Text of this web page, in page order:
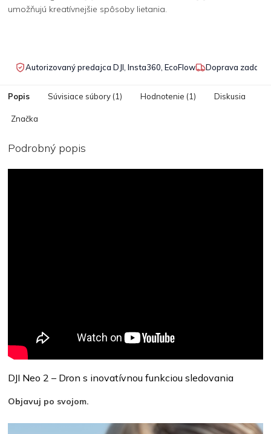
umožňujú kreatívnejšie spôsoby lietania.
Autorizovaný predajca DJI, Insta360, EcoFlow Doprava
Popis Súvisiace súbory (1) Hodnotenie (1) Diskusia
Značka
Podrobný popis
DJI Neo 2 – Dron s inovatívnou funkciou sledovania
Objavuj po svojom.